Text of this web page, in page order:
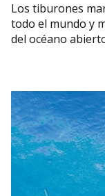
Los tiburones
todo el mundo y
del océano